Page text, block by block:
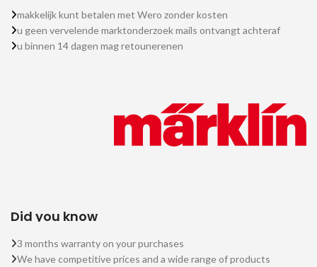
makkelijk kunt betalen met Wero zonder kosten
u geen vervelende marktonderzoek mails ontvangt achteraf
u binnen 14 dagen mag retounerenen
Did you know
3 months warranty on your purchases
We have competitive prices and a wide range of products